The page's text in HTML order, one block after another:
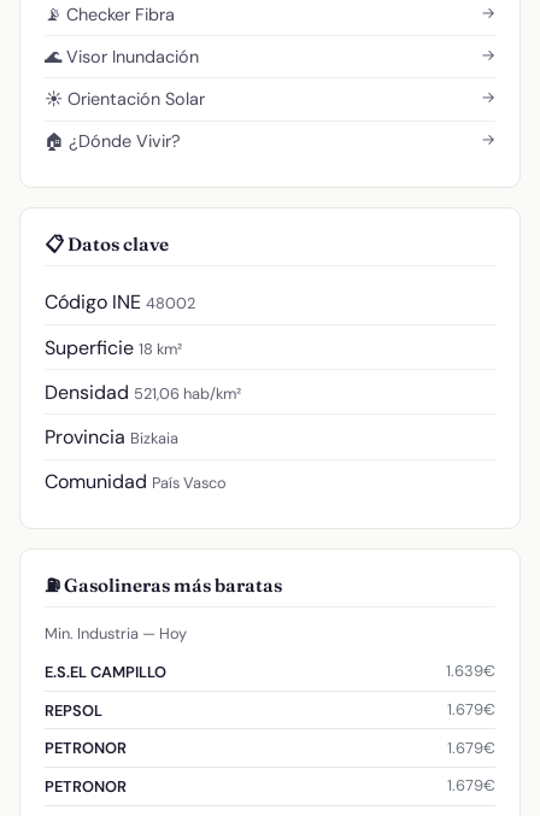
📡 Checker Fibra →
🌊 Visor Inundación →
☀️ Orientación Solar →
🏠 ¿Dónde Vivir? →
📋 Datos clave
Código INE 48002
Superficie 18 km²
Densidad 521,06 hab/km²
Provincia Bizkaia
Comunidad País Vasco
⛽ Gasolineras más baratas
Min. Industria — Hoy
E.S.EL CAMPILLO
1.639€
REPSOL
1.679€
PETRONOR
1.679€
PETRONOR
1.679€